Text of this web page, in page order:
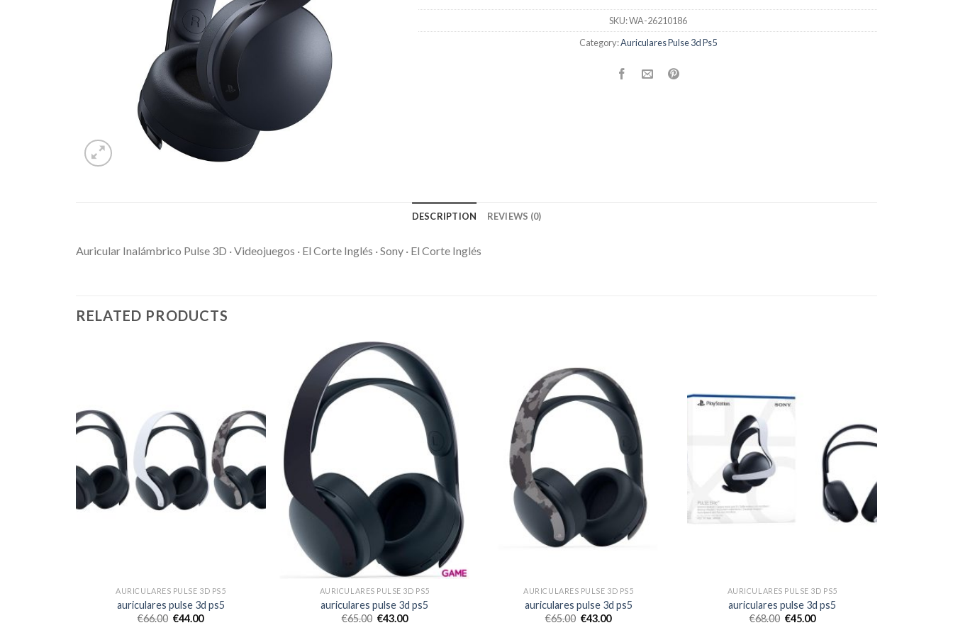
SKU:WA-26210186
Category:Auriculares Pulse 3d Ps5
DESCRIPTION REVIEWS (0)
Auricular Inalámbrico Pulse 3D · Videojuegos · El Corte Inglés · Sony · El Corte Inglés
RELATED PRODUCTS
AURICULARES PULSE 3D PS5
auriculares pulse 3d ps5
€66.00 €44.00
AURICULARES PULSE 3D PS5
auriculares pulse 3d ps5
€65.00 €43.00
AURICULARES PULSE 3D PS5
auriculares pulse 3d ps5
€65.00 €43.00
AURICULARES PULSE 3D PS5
auriculares pulse 3d ps5
€68.00 €45.00